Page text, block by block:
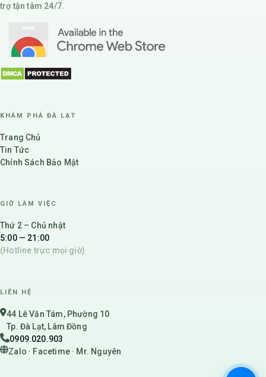
trợ tận tâm 24/7.
KHÁM PHÁ ĐÀ LẠT
Trang Chủ
Tin Tức
Chính Sách Bảo Mật
GIỜ LÀM VIỆC
Thứ 2 – Chủ nhật
5:00 — 21:00
(Hotline trực mọi giờ)
LIÊN HỆ
44 Lê Văn Tám, Phường 10
Tp. Đà Lạt, Lâm Đồng
0909.020.903
Zalo · Facetime · Mr. Nguyên